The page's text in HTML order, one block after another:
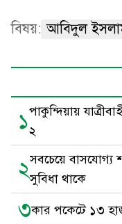
বিষয়: আবিদুল
১পাকুন্দিয়ায়
২
২সবচেয়ে বাসযোগ্য
সুবিধা থাকে
৩কার পকেটে ১৩